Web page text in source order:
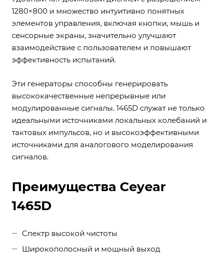
1280×800 и множество интуитивно понятных
элементов управления, включая кнопки, мышь и
сенсорные экраны, значительно улучшают
взаимодействие с пользователем и повышают
эффективность испытаний.
Эти генераторы способны генерировать
высококачественные непрерывные или
модулированные сигналы. 1465D служат не только
идеальными источниками локальных колебаний и
тактовых импульсов, но и высокоэффективными
источниками для аналогового моделирования
сигналов.
Преимущества Ceyear
1465D
Спектр высокой чистоты
Широкополосный и мощный выход